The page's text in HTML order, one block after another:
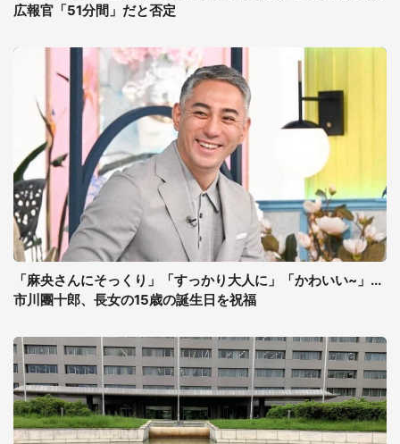
広報官「51分間」だと否定
「麻央さんにそっくり」「すっかり大人に」「かわいい~」...
市川團十郎、長女の15歳の誕生日を祝福